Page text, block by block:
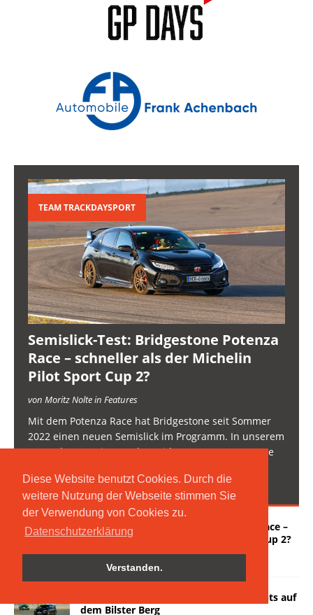
Diese Website benutzt Cookies. Durch die
weitere Nutzung der Webseite stimmen Sie
der Verwendung von Cookies zu.
Datenschutzerklärung
Verstanden.
TEAM TRACKDAYSPORT
Semislick-Test: Bridgestone Potenza
Race – schneller als der Michelin
Pilot Sport Cup 2?
von Moritz Nolte in Features
Mit dem Potenza Race hat Bridgestone seit Sommer
2022 einen neuen Semislick im Programm. In unserem
Test schauen wir, was der Bridgestone Potenza Race
Michelin Pilot[...]
Semislick-Test: Bridgestone Potenza Race –
schneller als der Michelin Pilot Sport Cup 2?
8. November 2023
Trackday-Test: Mit TC Motorsport Events auf
dem Bilster Berg